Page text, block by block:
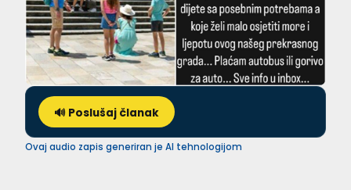
🔊 Poslušaj članak
Ovaj audio zapis generiran je AI tehnologijom